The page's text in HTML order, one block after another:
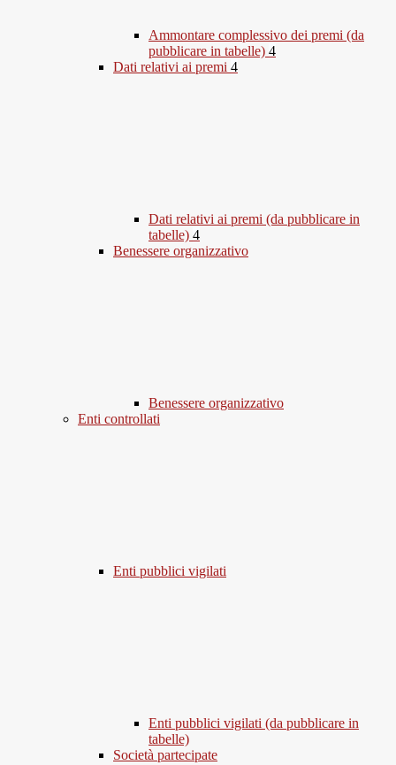
Ammontare complessivo dei premi (da
pubblicare in tabelle) 4
Dati relativi ai premi 4
Dati relativi ai premi (da pubblicare in
tabelle) 4
Benessere organizzativo
Benessere organizzativo
Enti controllati
Enti pubblici vigilati
Enti pubblici vigilati (da pubblicare in
tabelle)
Società partecipate